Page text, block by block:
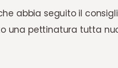
abbia seguito il
una pettinatura tutta